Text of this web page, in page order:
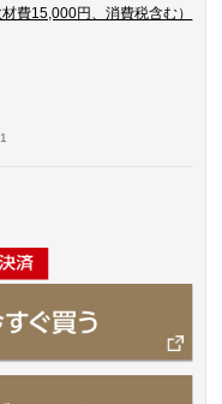
費15,000円、消費税含む）